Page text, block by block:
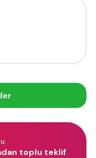
toplu teklif